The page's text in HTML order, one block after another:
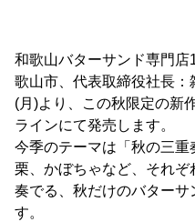
和歌山バターサンド専門
歌山市、代表取締役社長：
(月)より、この秋限定の新
ラインにて発売します。
今季のテーマは「秋の三
栗、かぼちゃなど、それ
奏でる、秋だけのバターサ
す。